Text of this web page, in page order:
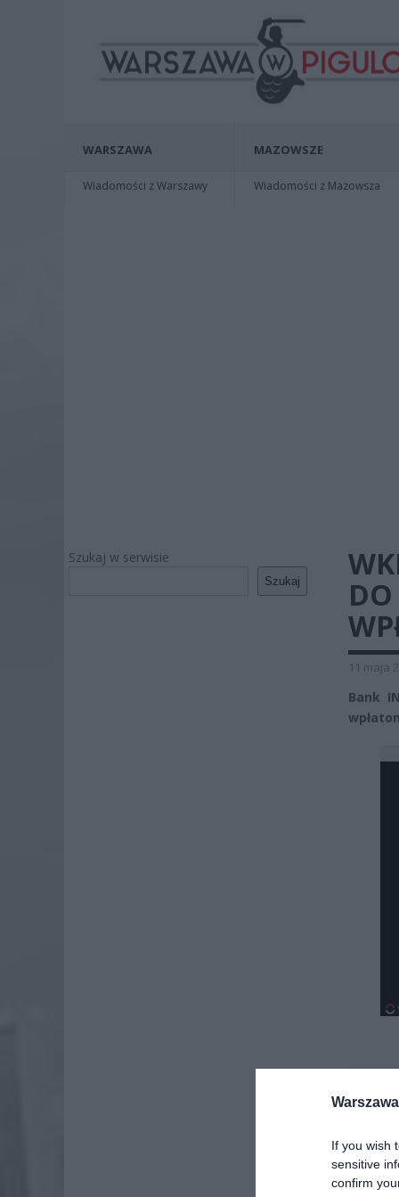
If you wish
sensitive
confirm
WARSZAWA
Wiadomości z Warszawy
MAZOWSZE
Wiadomości z Mazowsza
Szukaj w serwisie
Szukaj
11 maja
Bank